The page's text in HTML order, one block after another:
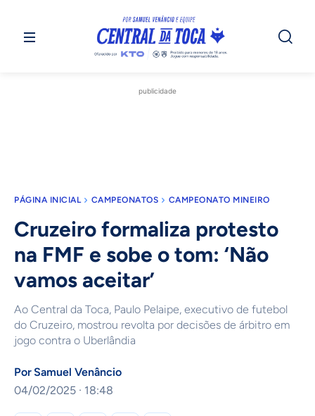
publicidade
PÁGINA INICIAL CAMPEONATOS CAMPEONATO MINEIRO
Cruzeiro formaliza protesto
na FMF e sobe o tom: ‘Não
vamos aceitar’
Ao Central da Toca, Paulo Pelaipe, executivo de futebol
do Cruzeiro, mostrou revolta por decisões de árbitro em
jogo contra o Uberlândia
Por Samuel Venâncio
04/02/2025 · 18:48